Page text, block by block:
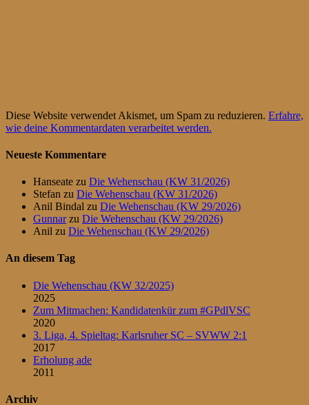
Diese Website verwendet Akismet, um Spam zu reduzieren. Erfahre,
wie deine Kommentardaten verarbeitet werden.
Neueste Kommentare
Hanseate zu Die Wehenschau (KW 31/2026)
Stefan zu Die Wehenschau (KW 31/2026)
Anil Bindal zu Die Wehenschau (KW 29/2026)
Gunnarzu Die Wehenschau (KW 29/2026)
Anil zu Die Wehenschau (KW 29/2026)
An diesem Tag
Die Wehenschau (KW 32/2025)
2025
Zum Mitmachen: Kandidatenkür zum #GPdlVSC
2020
3. Liga, 4. Spieltag: Karlsruher SC – SVWW 2:1
2017
Erholung ade
2011
Archiv